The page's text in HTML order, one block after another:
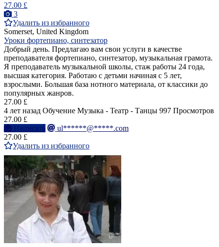
27.00 £
3
Удалить из избранного
Somerset, United Kingdom
Уроки фортепиано, синтезатор
Добрый день. Предлагаю вам свои услуги в качестве
преподавателя фортепиано, синтезатор, музыкальная грамота.
Я преподаватель музыкальной школы, стаж работы 24 года,
высшая категория. Работаю с детьми начиная с 5 лет,
взрослыми. Большая база нотного материала, от классики до
популярных жанров.
27.00 £
4 лет назад Обучение Музыка - Театр - Танцы 997 Просмотров
27.00 £
Написать
ul******@*****.com
27.00 £
Удалить из избранного